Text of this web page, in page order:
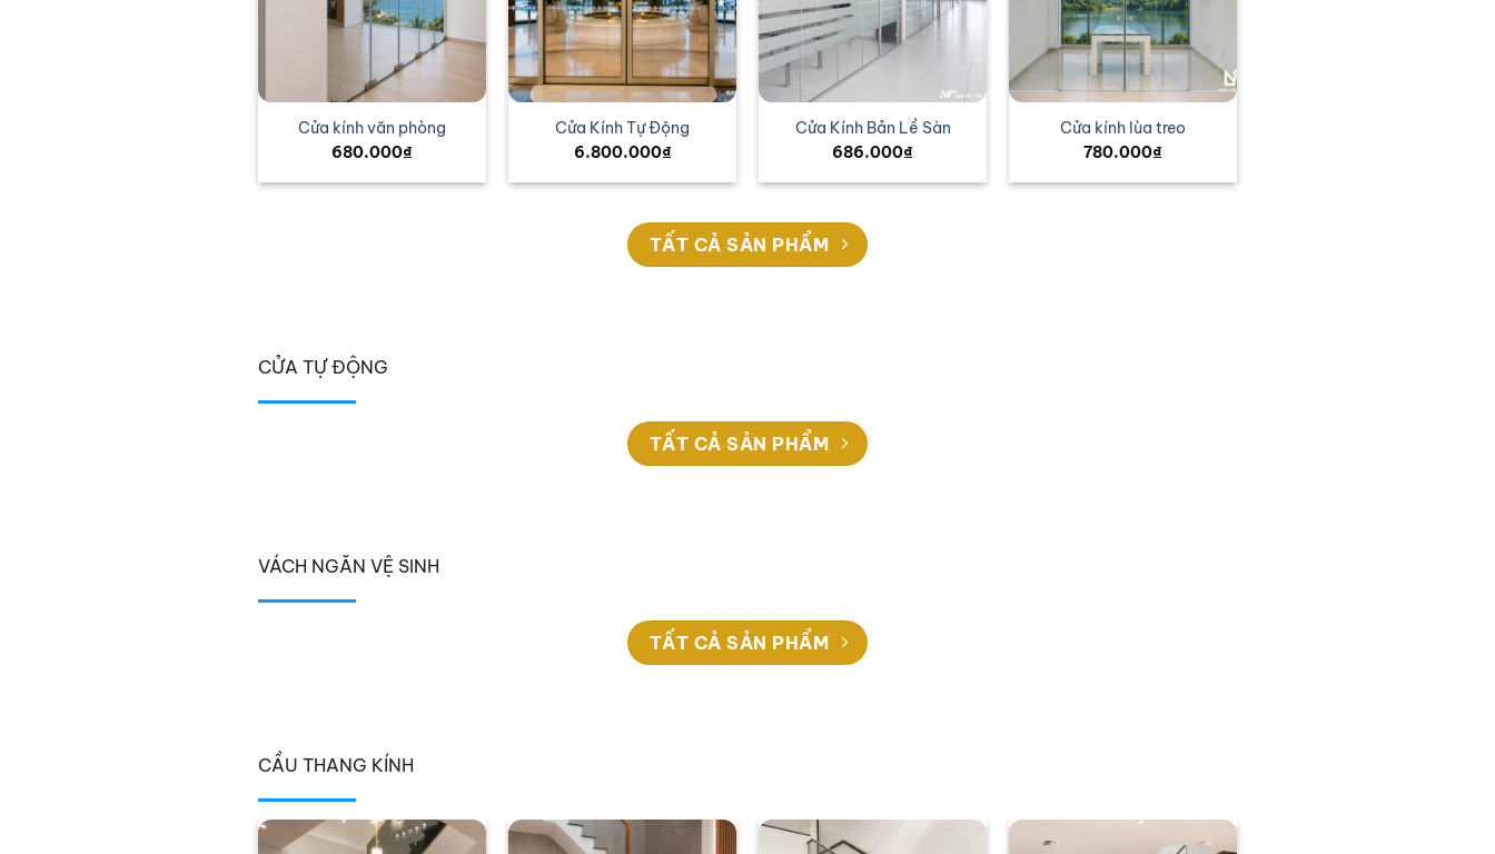
Cửa kính văn phòng
680.000₫
Cửa Kính Tự Động
6.800.000₫
Cửa Kính Bản Lề Sàn
686.000₫
Cửa kính lùa treo
780.000₫
TẤT CẢ SẢN PHẨM
CỬA TỰ ĐỘNG
TẤT CẢ SẢN PHẨM
VÁCH NGĂN VỆ SINH
TẤT CẢ SẢN PHẨM
CẦU THANG KÍNH